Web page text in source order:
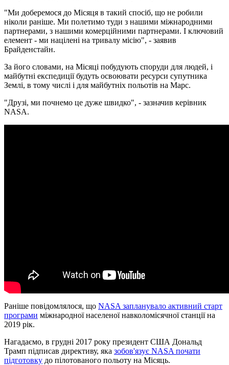
"Ми доберемося до Місяця в такий спосіб, що не робили
ніколи раніше. Ми полетимо туди з нашими міжнародними
партнерами, з нашими комерційними партнерами. І ключовий
елемент - ми націлені на тривалу місію", - заявив
Брайденстайн.
За його словами, на Місяці побудують споруди для людей, і
майбутні експедиції будуть освоювати ресурси супутника
Землі, в тому числі і для майбутніх польотів на Марс.
"Друзі, ми почнемо це дуже швидко", - зазначив керівник
NASA.
Раніше повідомлялося, що NASA запланувало активний старт
програми міжнародної населеної навколомісячної станції на
2019 рік.
Нагадаємо, в грудні 2017 року президент США Дональд
Трамп підписав директиву, яка зобов'язує NASA почати
підготовку до пілотованого польоту на Місяць.